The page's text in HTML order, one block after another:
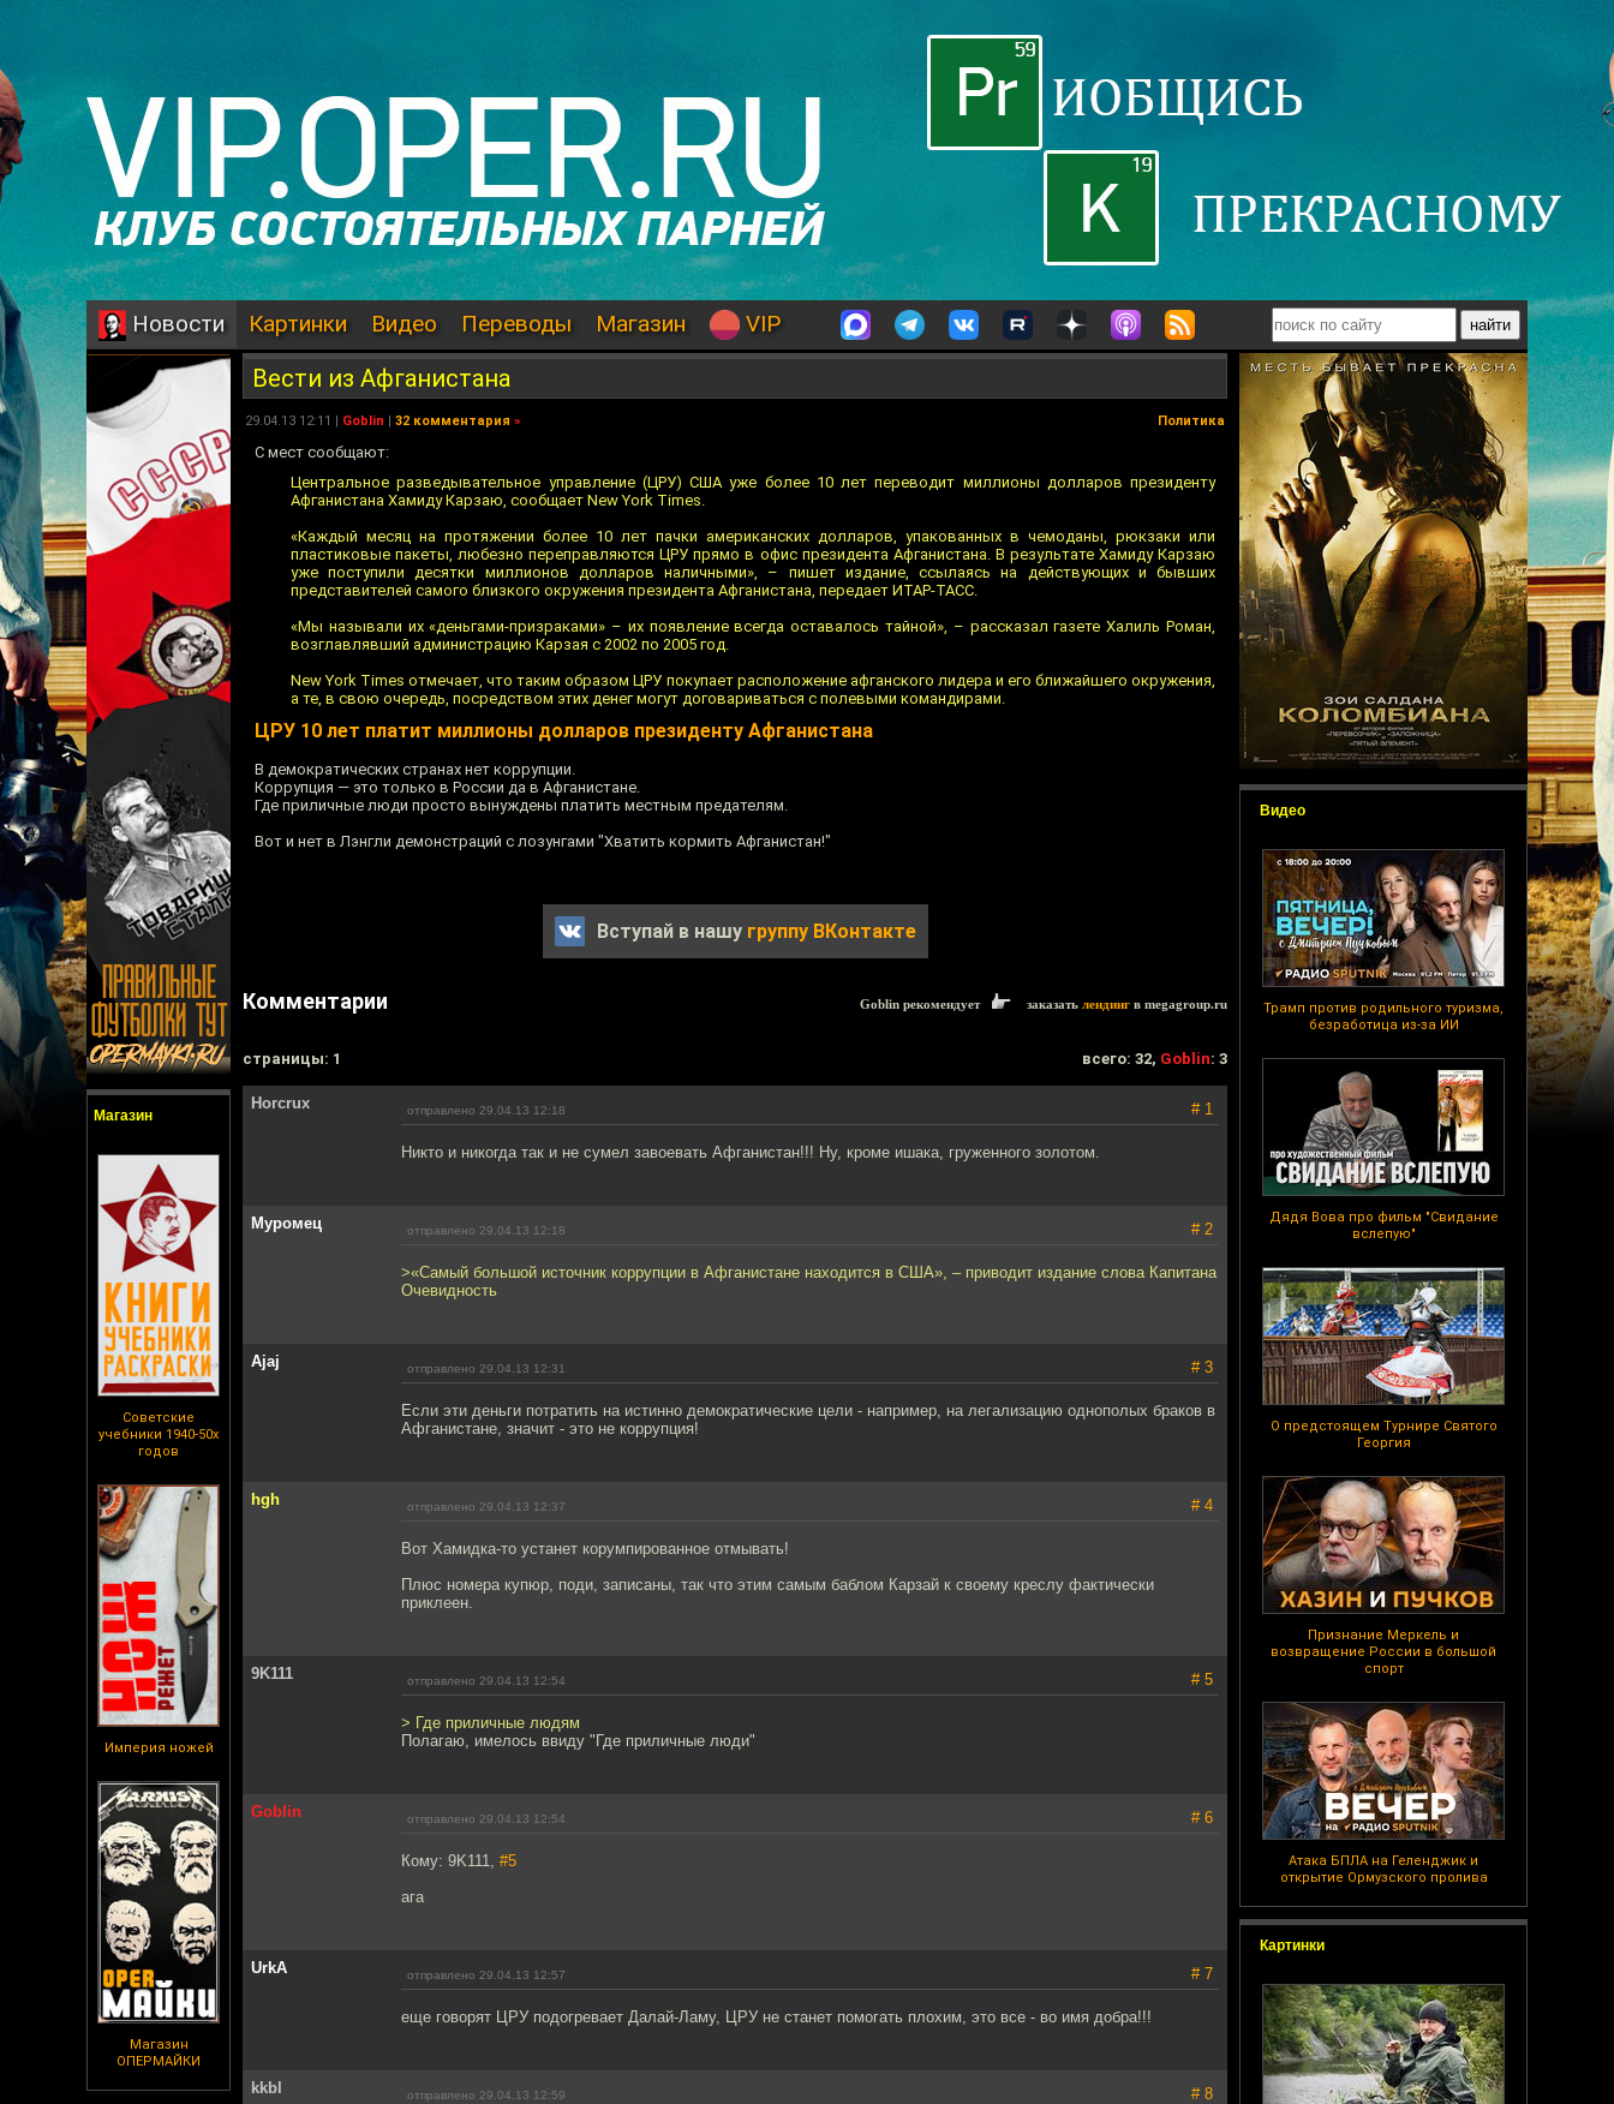
Новости Картинки Видео Переводы Магазин VIP
Магазин
Советские
учебники 1940-50х
годов
Империя ножей
Магазин
ОПЕРМАЙКИ
Видео
Трамп против родильного туризма,
безработица из-за ИИ
Дядя Вова про фильм "Свидание
вслепую"
О предстоящем Турнире Святого
Георгия
Признание Меркель и
возвращение России в большой
спорт
Атака БПЛА на Геленджик и
открытие Ормузского пролива
Картинки
Вести из Афганистана
29.04.13 12:11 | Goblin | 32 комментария » Политика
С мест сообщают:
Центральное разведывательное управление (ЦРУ) США уже более 10 лет переводит миллионы долларов президенту
Афганистана Хамиду Карзаю, сообщает New York Times.
«Каждый месяц на протяжении более 10 лет пачки американских долларов, упакованных в чемоданы, рюкзаки или
пластиковые пакеты, любезно переправляются ЦРУ прямо в офис президента Афганистана. В результате Хамиду Карзаю
уже поступили десятки миллионов долларов наличными», – пишет издание, ссылаясь на действующих и бывших
представителей самого близкого окружения президента Афганистана, передает ИТАР-ТАСС.
«Мы называли их «деньгами-призраками» – их появление всегда оставалось тайной», – рассказал газете Халиль Роман,
возглавлявший администрацию Карзая с 2002 по 2005 год.
New York Times отмечает, что таким образом ЦРУ покупает расположение афганского лидера и его ближайшего окружения,
а те, в свою очередь, посредством этих денег могут договариваться с полевыми командирами.
ЦРУ 10 лет платит миллионы долларов президенту Афганистана
В демократических странах нет коррупции.
Коррупция — это только в России да в Афганистане.
Где приличные люди просто вынуждены платить местным предателям.
Вот и нет в Лэнгли демонстраций с лозунгами "Хватить кормить Афганистан!"
Вступай в нашу группу ВКонтакте
Комментарии Goblin рекомендует заказать лендинг в megagroup.ru
cтраницы: 1 всего: 32, Goblin: 3
Horcrux отправлено 29.04.13 12:18 # 1
Никто и никогда так и не сумел завоевать Афганистан!!! Ну, кроме ишака, груженного золотом.
Муромец отправлено 29.04.13 12:18 # 2
>«Самый большой источник коррупции в Афганистане находится в США», – приводит издание слова Капитана
Очевидность
Ajaj отправлено 29.04.13 12:31 # 3
Если эти деньги потратить на истинно демократические цели - например, на легализацию однополых браков в
Афганистане, значит - это не коррупция!
hgh отправлено 29.04.13 12:37 # 4
Вот Хамидка-то устанет корумпированное отмывать!
Плюс номера купюр, поди, записаны, так что этим самым баблом Карзай к своему креслу фактически
приклеен.
9K111 отправлено 29.04.13 12:54 # 5
> Где приличные людям
Полагаю, имелось ввиду "Где приличные люди"
Goblin отправлено 29.04.13 12:54 # 6
Кому: 9K111, #5
ага
UrkA отправлено 29.04.13 12:57 # 7
еще говорят ЦРУ подогревает Далай-Ламу, ЦРУ не станет помогать плохим, это все - во имя добра!!!
kkbl отправлено 29.04.13 12:59 # 8